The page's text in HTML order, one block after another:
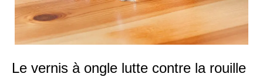
Le vernis à ongle lutte contre la rouille